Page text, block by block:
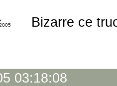
Bizarre ce
03:18:08